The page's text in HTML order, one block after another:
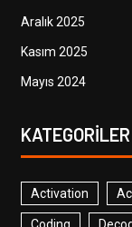
Aralık 2025
Kasım 2025
Mayıs 2024
KATEGORILER
Activation
Coding